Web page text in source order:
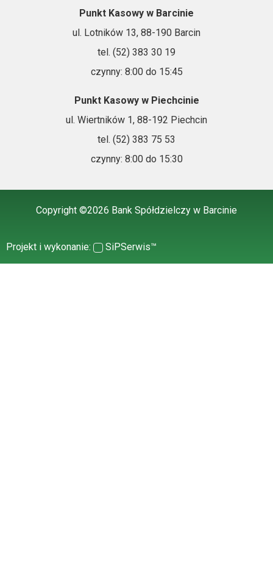
Punkt Kasowy w Barcinie
ul. Lotników 13, 88-190 Barcin
tel. (52) 383 30 19
czynny: 8:00 do 15:45
Punkt Kasowy w Piechcinie
ul. Wiertników 1, 88-192 Piechcin
tel. (52) 383 75 53
czynny: 8:00 do 15:30
Copyright ©2026 Bank Spółdzielczy w Barcinie
Projekt i wykonanie: SiPSerwis™